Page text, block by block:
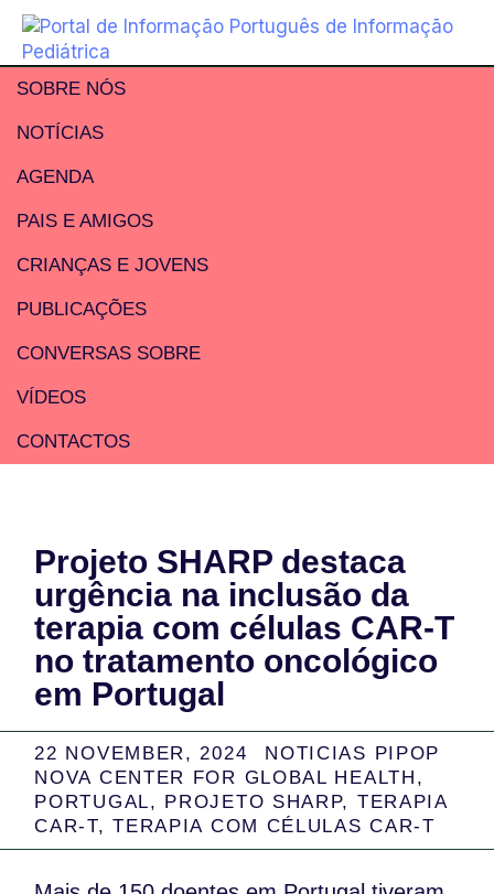
SOBRE NÓS
NOTÍCIAS
AGENDA
PAIS E AMIGOS
CRIANÇAS E JOVENS
PUBLICAÇÕES
CONVERSAS SOBRE
VÍDEOS
CONTACTOS
Projeto SHARP destaca
urgência na inclusão da
terapia com células CAR-T
no tratamento oncológico
em Portugal
22 NOVEMBER, 2024
NOTICIAS PIPOP
NOVA CENTER FOR GLOBAL HEALTH ,
PORTUGAL, PROJETO SHARP, TERAPIA
CAR-T,TERAPIA COM CÉLULAS CAR-T